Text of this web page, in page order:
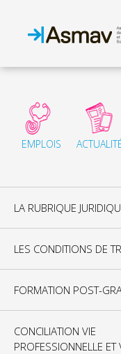
EMPLOIS
LA RUBRIQUE
LES CONDITIONS DE
FORMATION POST-
CONCILIATION VIE
PROFESSIONNELLE ET